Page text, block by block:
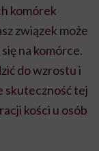
komórek
związek może
na komórce.
do wzrostu i
skuteczność tej
kości u osób